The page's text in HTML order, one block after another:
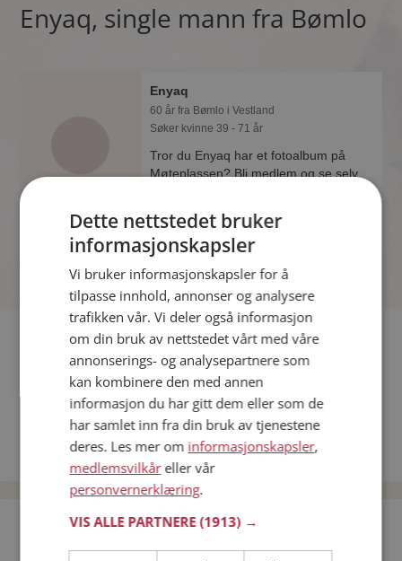
Enyaq, single mann fra Bømlo
Enyaq
60 år fra Bømlo i Vestland
Søker kvinne 39 - 71 år
Tror du Enyaq har et fotoalbum på
Møteplassen? Bli medlem og se selv.
Fler single
Flere singlemenn fra Bømlo :Kano,Henrik
Kvinner fra Bømlo
Date kvinner i Norge
Date menn i Norge
Bli medlem gratis!
Dette nettstedet bruker
informasjonskapsler
Vi bruker informasjonskapsler for å
tilpasse innhold, annonser og analysere
trafikken vår. Vi deler også informasjon
om din bruk av nettstedet vårt med våre
annonserings- og analysepartnere som
kan kombinere den med annen
informasjon du har gitt dem eller som de
har samlet inn fra din bruk av tjenestene
deres. Les mer om informasjonskapsler,
medlemsvilkåreller vår
personvernerklæring.
VIS ALLE PARTNERE(1913) →